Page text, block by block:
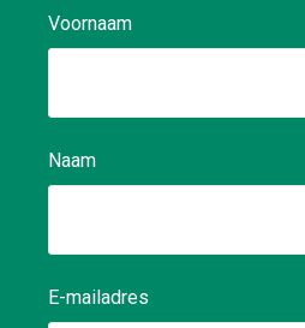
Voornaam
Naam
E-mailadres